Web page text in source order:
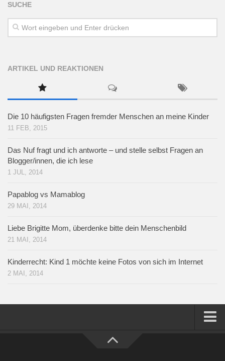
SUCHE
ARTIKEL UND REAKTIONEN
Die 10 häufigsten Fragen fremder Menschen an meine Kinder
11 FEB, 2015
Das Nuf fragt und ich antworte – und stelle selbst Fragen an
Blogger/innen, die ich lese
1 JUL, 2014
Papablog vs Mamablog
29 MAI, 2014
Liebe Brigitte Mom, überdenke bitte dein Menschenbild
21 MAI, 2014
Kinderrecht: Kind 1 möchte keine Fotos von sich im Internet
2 MAI, 2014